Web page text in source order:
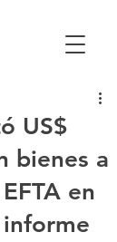
US$
bienes a
en